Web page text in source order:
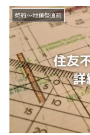
契約〜地鎮祭直前